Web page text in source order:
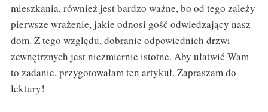
mieszkania, również jest bardzo ważne, bo od tego zależy
pierwsze wrażenie, jakie odnosi gość odwiedzający nasz
dom. Z tego względu, dobranie odpowiednich drzwi
zewnętrznych jest niezmiernie istotne. Aby ułatwić Wam
to zadanie, przygotowałam ten artykuł. Zapraszam do
lektury!